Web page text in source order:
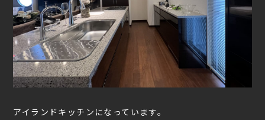
アイランドキッチンになっています。